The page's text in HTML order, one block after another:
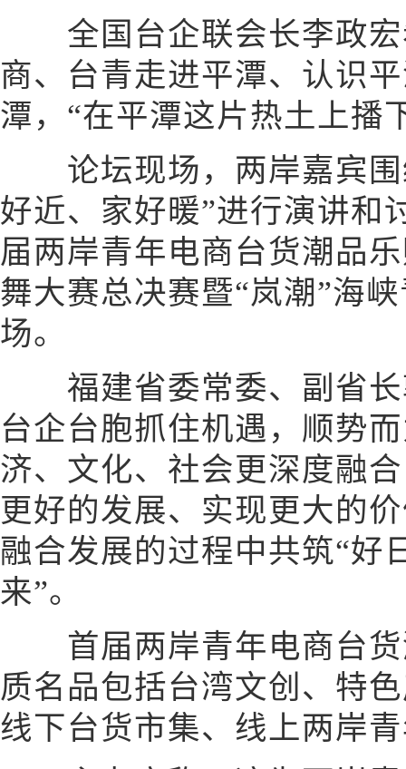
全国台企联会长李政宏
商、台青走进平潭、认识
潭，“在平潭这片热土上播
论坛现场，两岸嘉宾围
好近、家好暖”进行演讲和
届两岸青年电商台货潮品
舞大赛总决赛暨“岚潮”海
场。
福建省委常委、副省长
台企台胞抓住机遇，顺势
济、文化、社会更深度融
更好的发展、实现更大的
融合发展的过程中共筑“好
来”。
首届两岸青年电商台货
质名品包括台湾文创、特
线下台货市集、线上两岸